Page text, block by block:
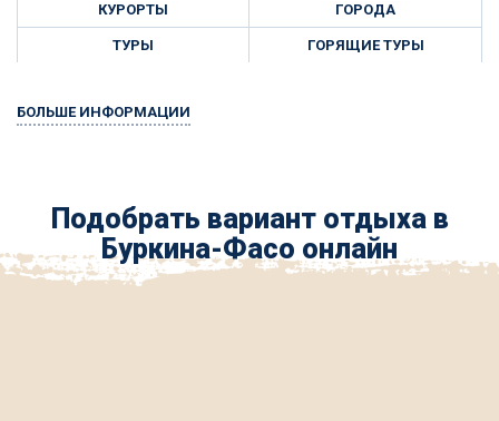
КУРОРТЫ ГОРОДА
ТУРЫ ГОРЯЩИЕ ТУРЫ
БОЛЬШЕ ИНФОРМАЦИИ
Подобрать вариант отдыха в
Буркина-Фасо онлайн